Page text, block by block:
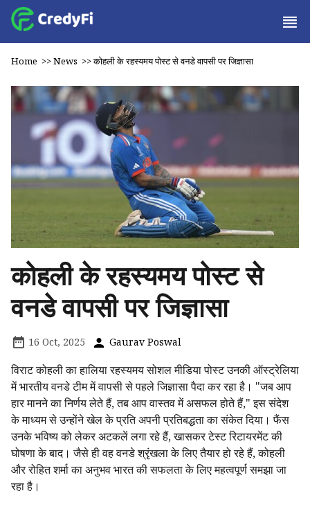
Home >>News >>कोहली के रहस्यमय पोस्ट से वनडे वापसी पर जिज्ञासा
कोहली के रहस्यमय पोस्ट से
वनडे वापसी पर जिज्ञासा
16 Oct, 2025 Gaurav Poswal
विराट कोहली का हालिया रहस्यमय सोशल मीडिया पोस्ट उनकी ऑस्ट्रेलिया
में भारतीय वनडे टीम में वापसी से पहले जिज्ञासा पैदा कर रहा है। "जब आप
हार मानने का निर्णय लेते हैं, तब आप वास्तव में असफल होते हैं," इस संदेश
के माध्यम से उन्होंने खेल के प्रति अपनी प्रतिबद्धता का संकेत दिया। फैंस
उनके भविष्य को लेकर अटकलें लगा रहे हैं, खासकर टेस्ट रिटायरमेंट की
घोषणा के बाद। जैसे ही वह वनडे श्रृंखला के लिए तैयार हो रहे हैं, कोहली
और रोहित शर्मा का अनुभव भारत की सफलता के लिए महत्वपूर्ण समझा जा
रहा है।